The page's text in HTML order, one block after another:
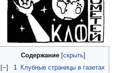
Содержание
[−] 1
Клубные страницы в газетах